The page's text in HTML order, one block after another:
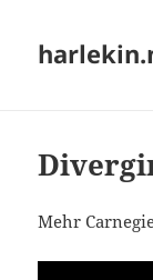
Mehr